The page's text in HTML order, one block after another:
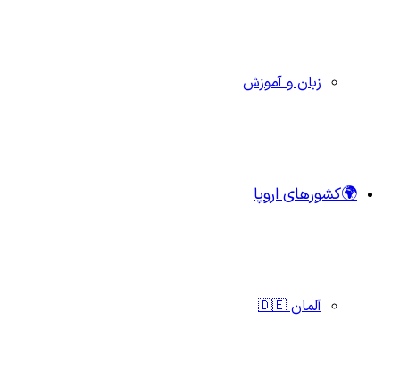
زبان و آموزش
🌍کشورهای اروپا
آلمان 🇩🇪